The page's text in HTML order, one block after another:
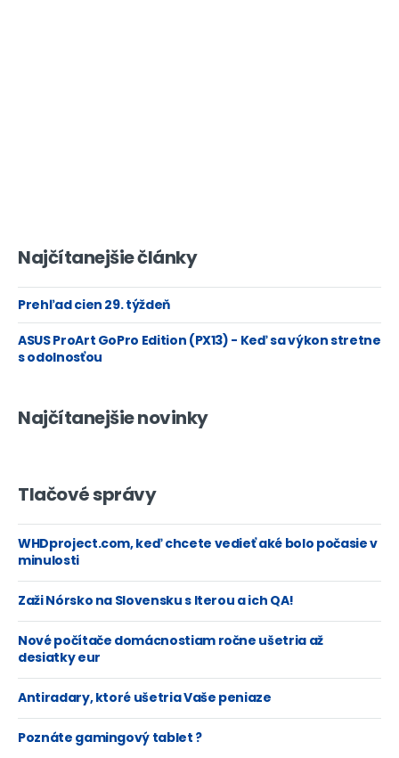
Najčítanejšie články
Prehľad cien 29. týždeň
ASUS ProArt GoPro Edition (PX13) - Keď sa výkon stretne
s odolnosťou
Najčítanejšie novinky
Tlačové správy
WHDproject.com, keď chcete vedieť aké bolo počasie v
minulosti
Zaži Nórsko na Slovensku s Iterou a ich QA!
Nové počítače domácnostiam ročne ušetria až
desiatky eur
Antiradary, ktoré ušetria Vaše peniaze
Poznáte gamingový tablet ?